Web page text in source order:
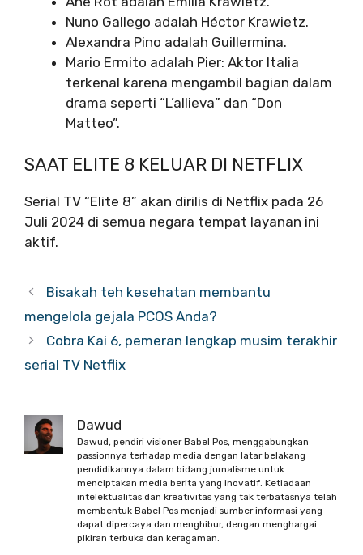
Nuno Gallego adalah Héctor Krawietz.
Alexandra Pino adalah Guillermina.
Mario Ermito adalah Pier: Aktor Italia
terkenal karena mengambil bagian dalam
drama seperti “L’allieva” dan “Don
Matteo”.
SAAT ELITE 8 KELUAR DI NETFLIX
Serial TV “Elite 8” akan dirilis di Netflix pada 26
Juli 2024 di semua negara tempat layanan ini
aktif.
Bisakah teh kesehatan membantu
mengelola gejala PCOS Anda?
Cobra Kai 6, pemeran lengkap musim terakhir
serial TV Netflix
Dawud
Dawud, pendiri visioner Babel Pos, menggabungkan
passionnya terhadap media dengan latar belakang
pendidikannya dalam bidang jurnalisme untuk
menciptakan media berita yang inovatif. Ketiadaan
intelektualitas dan kreativitas yang tak terbatasnya telah
membentuk Babel Pos menjadi sumber informasi yang
dapat dipercaya dan menghibur, dengan menghargai
pikiran terbuka dan keragaman.